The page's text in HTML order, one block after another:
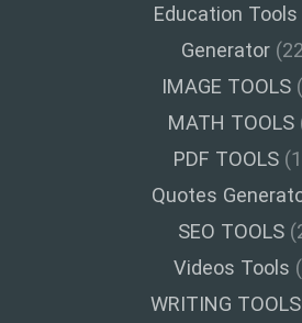
Education Tools
Generator
IMAGE TOOLS
MATH TOOLS
PDF TOOLS
Quotes
SEO TOOLS
Videos Tools
WRITING TOOLS